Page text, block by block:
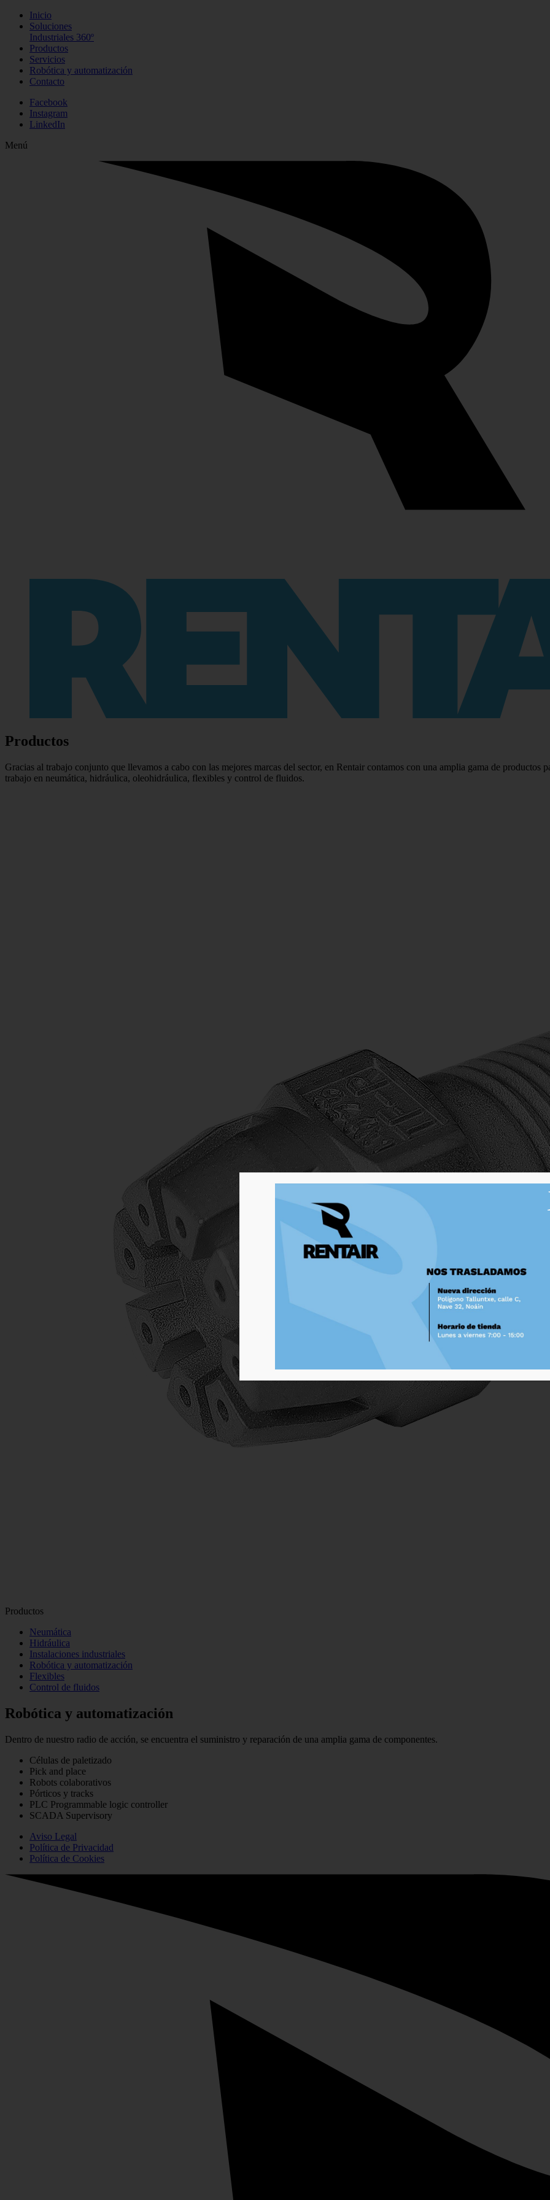
Inicio
Soluciones
Industriales 360º
Productos
Servicios
Robótica y automatización
Contacto
Facebook
Instagram
LinkedIn
Menú
Productos
Gracias al trabajo conjunto que llevamos a cabo con las mejores marcas del sector, en Rentair contamos con una amplia gama de productos
trabajo en neumática, hidráulica, oleohidráulica, flexibles y control de fluidos.
Productos
Neumática
Hidráulica
Instalaciones industriales
Robótica y automatización
Flexibles
Control de fluidos
Robótica y automatización
Dentro de nuestro radio de acción, se encuentra el suministro y reparación de una amplia gama de componentes.
Células de paletizado
Pick and place
Robots colaborativos
Pórticos y tracks
PLC Programmable logic controller
SCADA Supervisory
Aviso Legal
Política de Privacidad
Política de Cookies